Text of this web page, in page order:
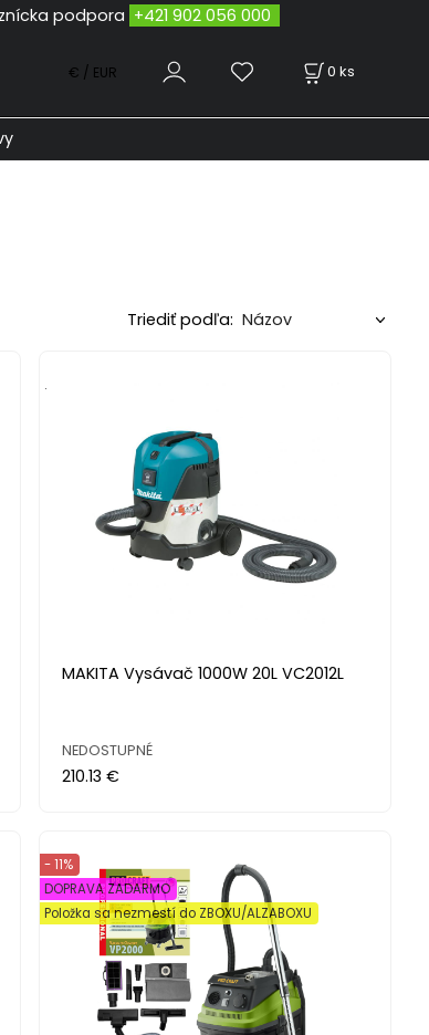
+421 902 056 000
0 ks
€ / EUR
Triediť podľa:
MAKITA Vysávač 1000W 20L VC2012L
.
NEDOSTUPNÉ
210.13 €
- 11%
DOPRAVA ZADARMO
Položka sa nezmestí do ZBOXU/ALZABOXU